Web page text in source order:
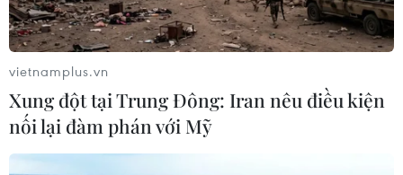
vietnamplus.vn
Xung đột tại Trung Đông: Iran nêu điều kiện
nối lại đàm phán với Mỹ